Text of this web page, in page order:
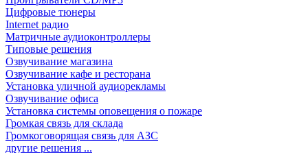
Цифровые тюнеры
Internet радио
Матричные аудиоконтроллеры
Типовые решения
Озвучивание магазина
Озвучивание кафе и ресторана
Установка уличной аудиорекламы
Озвучивание офиса
Установка системы оповещения о пожаре
Громкая связь для склада
Громкоговорящая связь для АЗС
другие решения ...